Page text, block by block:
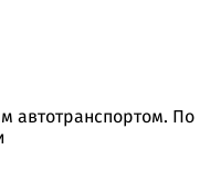
автотранспортом. По